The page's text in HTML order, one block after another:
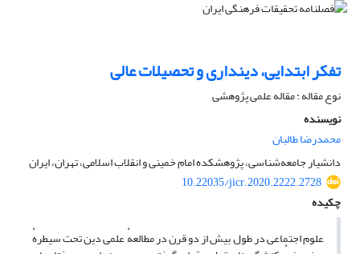
تفکر ابتدایی، دینداری و تحصیلات عالی
نوع مقاله : مقاله علمی پژوهشی
نویسنده
محمدرضا طالبان
دانشیار جامعه‌شناسی، پژوهشکده امام خمینی و انقلاب اسلامی، تهران، ایران
10.22035/jicr.2020.2222.2728
چکیده
علوم اجتماعی در طول بیش از دو قرن در مطالعهٔ علمی دین تحت سیطرهٔ